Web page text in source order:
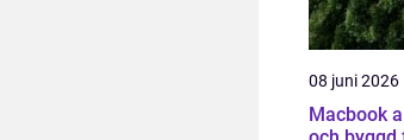
08 juni 2026
Macbook air tunn,